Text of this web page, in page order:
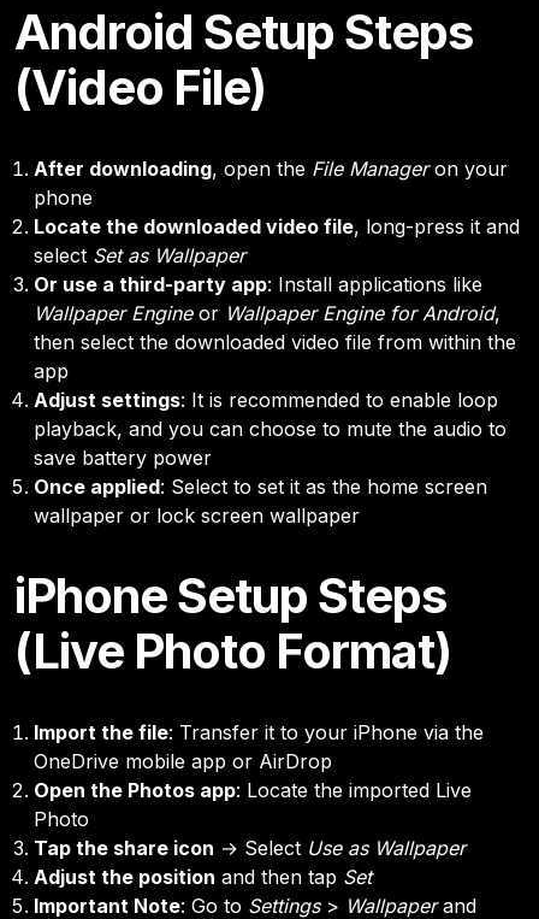
Android Setup Steps
(Video File)
After downloading, open the File Manageron your
phone
Locate the downloaded video file, long-press it and
select Set as Wallpaper
Or use a third-party app: Install applications like
Wallpaper Engineor Wallpaper Engine for Android,
then select the downloaded video file from within the
app
Adjust settings: It is recommended to enable loop
playback, and you can choose to mute the audio to
save battery power
Once applied: Select to set it as the home screen
wallpaper or lock screen wallpaper
iPhone Setup Steps
(Live Photo Format)
Import the file: Transfer it to your iPhone via the
OneDrive mobile app or AirDrop
Open the Photos app: Locate the imported Live
Photo
Tap the share icon → Select Use as Wallpaper
Adjust the position and then tap Set
Important Note: Go to Settings> Wallpaperand